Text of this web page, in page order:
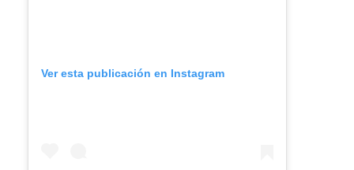
Ver esta publicación en Instagram